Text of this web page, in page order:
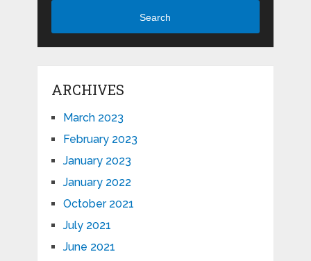
Search
ARCHIVES
March 2023
February 2023
January 2023
January 2022
October 2021
July 2021
June 2021